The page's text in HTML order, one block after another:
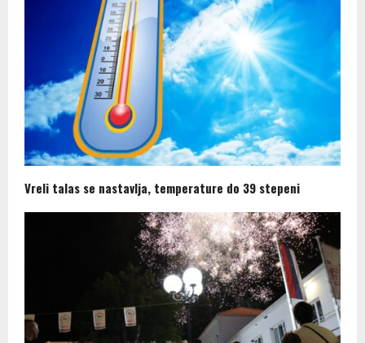
Vreli talas se nastavlja, temperature do 39 stepeni